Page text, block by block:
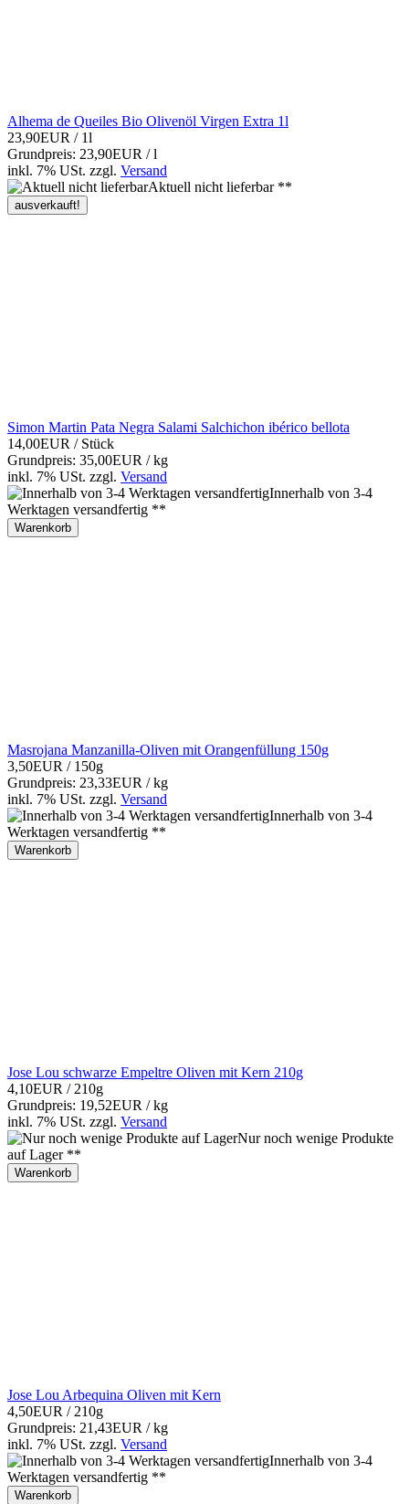
Alhema de Queiles Bio Olivenöl Virgen Extra 1l
23,90EUR / 1l
Grundpreis: 23,90EUR / l
inkl. 7% USt. zzgl. Versand
Aktuell nicht lieferbar **
ausverkauft!
Simon Martin Pata Negra Salami Salchichon ibérico bellota
14,00EUR / Stück
Grundpreis: 35,00EUR / kg
inkl. 7% USt. zzgl. Versand
Innerhalb von 3-4
Werktagen versandfertig **
Warenkorb
Masrojana Manzanilla-Oliven mit Orangenfüllung 150g
3,50EUR / 150g
Grundpreis: 23,33EUR / kg
inkl. 7% USt. zzgl. Versand
Innerhalb von 3-4
Werktagen versandfertig **
Warenkorb
Jose Lou schwarze Empeltre Oliven mit Kern 210g
4,10EUR / 210g
Grundpreis: 19,52EUR / kg
inkl. 7% USt. zzgl. Versand
Nur noch wenige Produkte
auf Lager **
Warenkorb
Jose Lou Arbequina Oliven mit Kern
4,50EUR / 210g
Grundpreis: 21,43EUR / kg
inkl. 7% USt. zzgl. Versand
Innerhalb von 3-4
Werktagen versandfertig **
Warenkorb